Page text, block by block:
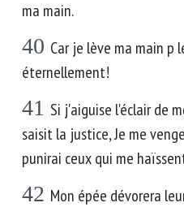
ma main.
40 Car je lève ma main p
éternellement!
41 Si j'aiguise l'éclair de
saisit la justice, Je me
punirai ceux qui me
42 Mon épée dévorera